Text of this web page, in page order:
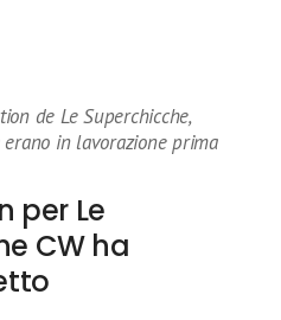
de Le Superchicche,
in lavorazione prima
per Le
CW ha